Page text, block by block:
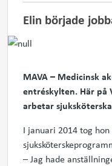
Elin började
MAVA – Medicinsk
entréskylten. Här på
arbetar
I januari 2014 tog
– Jag hade